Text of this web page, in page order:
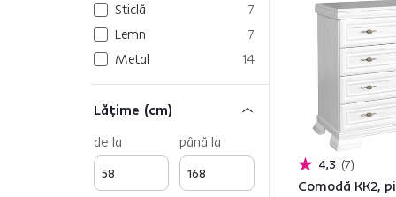
Sticlă
7
Lemn
7
Metal
14
Lăţime (cm)
de la
până la
4,3 7
Comodă KK2,